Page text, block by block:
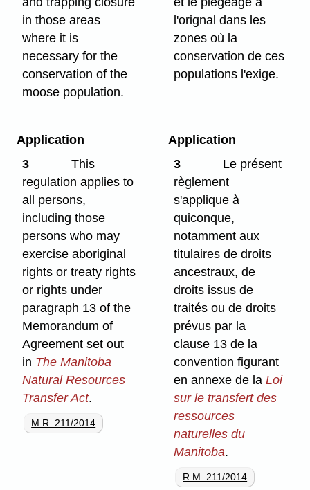
in those areas
where it is
necessary for the
conservation of the
moose population.
l'orignal dans les
zones où la
conservation de ces
populations l'exige.
Application
3
This
regulation applies to
all persons,
including those
persons who may
exercise aboriginal
rights or treaty rights
or rights under
paragraph 13 of the
Memorandum of
Agreement set out
in The Manitoba
Natural Resources
Transfer Act.
M.R. 211/2014
Application
3
Le présent
règlement
s'applique à
quiconque,
notamment aux
titulaires de droits
ancestraux, de
droits issus de
traités ou de droits
prévus par la
clause 13 de la
convention figurant
en annexe de laLoi
sur le transfert des
ressources
naturelles du
Manitoba.
R.M. 211/2014